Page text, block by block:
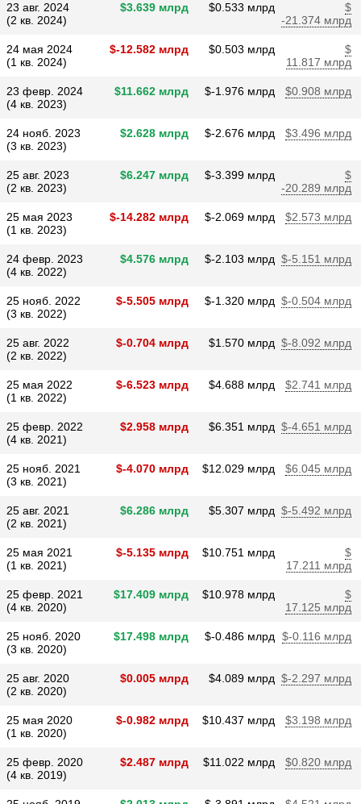
23 авг. 2024
(2 кв. 2024)
$​3.639 млрд $​0.533 млрд
$​
-21.374 млрд
24 мая 2024
(1 кв. 2024)
$​-12.582 млрд $​0.503 млрд
$​
11.817 млрд
23 февр. 2024
(4 кв. 2023)
$​11.662 млрд $​-1.976 млрд $​0.908 млрд
24 нояб. 2023
(3 кв. 2023)
$​2.628 млрд $​-2.676 млрд $​3.496 млрд
25 авг. 2023
(2 кв. 2023)
$​6.247 млрд $​-3.399 млрд
$​
-20.289 млрд
25 мая 2023
(1 кв. 2023)
$​-14.282 млрд $​-2.069 млрд $​2.573 млрд
24 февр. 2023
(4 кв. 2022)
$​4.576 млрд $​-2.103 млрд $​-5.151 млрд
25 нояб. 2022
(3 кв. 2022)
$​-5.505 млрд $​-1.320 млрд $​-0.504 млрд
25 авг. 2022
(2 кв. 2022)
$​-0.704 млрд $​1.570 млрд $​-8.092 млрд
25 мая 2022
(1 кв. 2022)
$​-6.523 млрд $​4.688 млрд $​2.741 млрд
25 февр. 2022
(4 кв. 2021)
$​2.958 млрд $​6.351 млрд $​-4.651 млрд
25 нояб. 2021
(3 кв. 2021)
$​-4.070 млрд $​12.029 млрд $​6.045 млрд
25 авг. 2021
(2 кв. 2021)
$​6.286 млрд $​5.307 млрд $​-5.492 млрд
25 мая 2021
(1 кв. 2021)
$​-5.135 млрд $​10.751 млрд
$​
17.211 млрд
25 февр. 2021
(4 кв. 2020)
$​17.409 млрд $​10.978 млрд
$​
17.125 млрд
25 нояб. 2020
(3 кв. 2020)
$​17.498 млрд $​-0.486 млрд $​-0.116 млрд
25 авг. 2020
(2 кв. 2020)
$​0.005 млрд $​4.089 млрд $​-2.297 млрд
25 мая 2020
(1 кв. 2020)
$​-0.982 млрд $​10.437 млрд $​3.198 млрд
25 февр. 2020
(4 кв. 2019)
$​2.487 млрд $​11.022 млрд $​0.820 млрд